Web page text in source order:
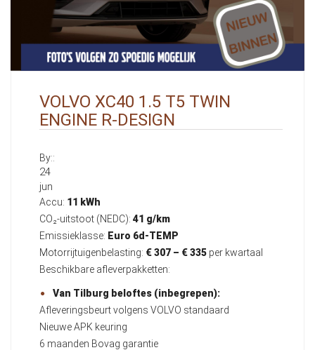
VOLVO XC40 1.5 T5 TWIN
ENGINE R-DESIGN
By::
24
jun
Accu: 11 kWh
CO₂-uitstoot (NEDC): 41 g/km
Emissieklasse: Euro 6d-TEMP
Motorrijtuigenbelasting: € 307 – € 335 per kwartaal
Beschikbare afleverpakketten:
Van Tilburg beloftes (inbegrepen):
Afleveringsbeurt volgens VOLVO standaard
Nieuwe APK keuring
6 maanden Bovag garantie